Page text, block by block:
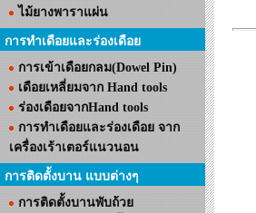
ไม้ยางพาราแผ่น
การทำเดือยและร่องเดือย
การเข้าเดือยกลม(Dowel Pin)
เดือยเหลี่ยมจาก Hand tools
ร่องเดือยจากHand tools
การทำเดือยและร่องเดือย จาก
เครื่องเร้าเตอร์แนวนอน
การติดตั้งบาน แบบต่างๆ
การติดตั้งบานพับถ้วย